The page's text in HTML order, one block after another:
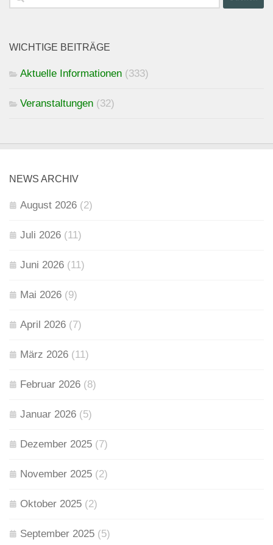
nach:
WICHTIGE BEITRÄGE
Aktuelle Informationen (333)
Veranstaltungen (32)
NEWS ARCHIV
August 2026 (2)
Juli 2026 (11)
Juni 2026 (11)
Mai 2026 (9)
April 2026 (7)
März 2026 (11)
Februar 2026 (8)
Januar 2026 (5)
Dezember 2025 (7)
November 2025 (2)
Oktober 2025 (2)
September 2025 (5)